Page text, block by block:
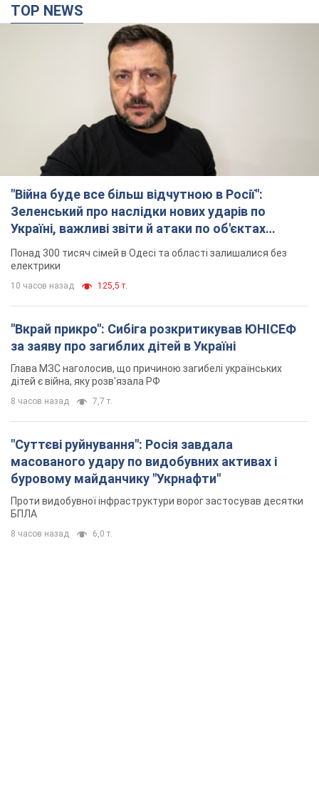
TOP NEWS
"Війна буде все більш відчутною в Росії":
Зеленський про наслідки нових ударів по
Україні, важливі звіти й атаки по об'єктах
ворога. Відео
Понад 300 тисяч сімей в Одесі та області залишалися без
електрики
10 часов назад 125,5 т.
"Вкрай прикро": Сибіга розкритикував ЮНІСЕФ
за заяву про загиблих дітей в Україні
Глава МЗС наголосив, що причиною загибелі українських
дітей є війна, яку розв'язала РФ
8 часов назад 7,7 т.
"Суттєві руйнування": Росія завдала
масованого удару по видобувних активах і
буровому майданчику "Укрнафти"
Проти видобувної інфраструктури ворог застосував десятки
БПЛА
8 часов назад 6,0 т.